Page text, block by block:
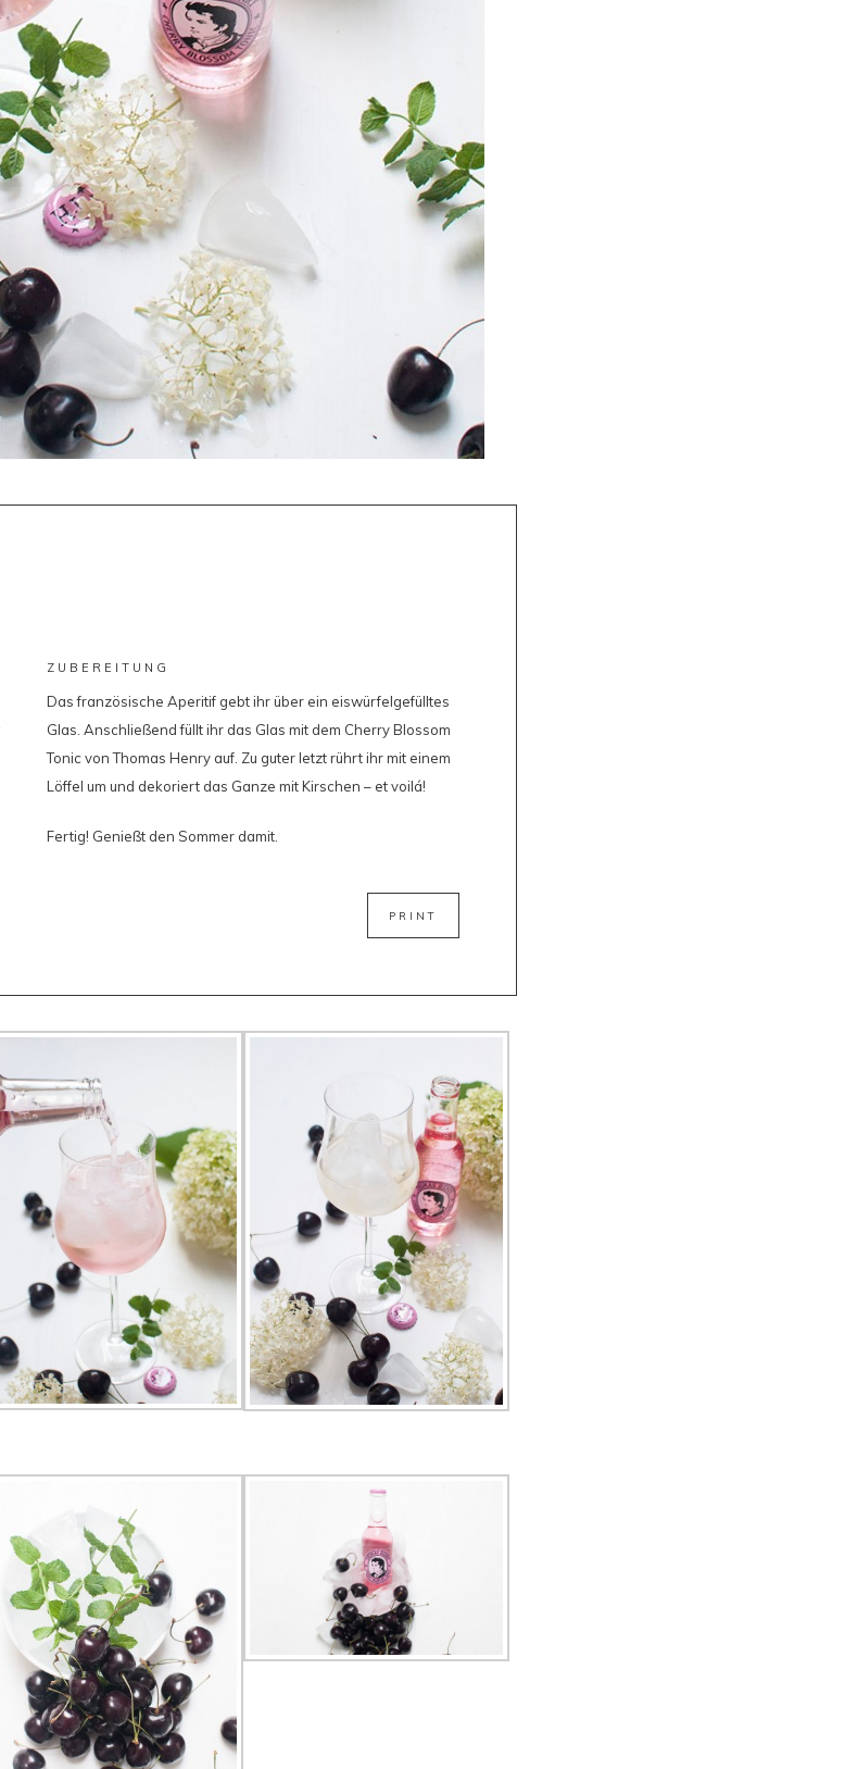
ZUBEREITUNG
Das französische Aperitif gebt ihr über ein eiswürfelgefülltes
Glas. Anschließend füllt ihr das Glas mit dem Cherry Blossom
Tonic von Thomas Henry auf. Zu guter letzt rührt ihr mit einem
Löffel um und dekoriert das Ganze mit Kirschen – et voilá!
Fertig! Genießt den Sommer damit.